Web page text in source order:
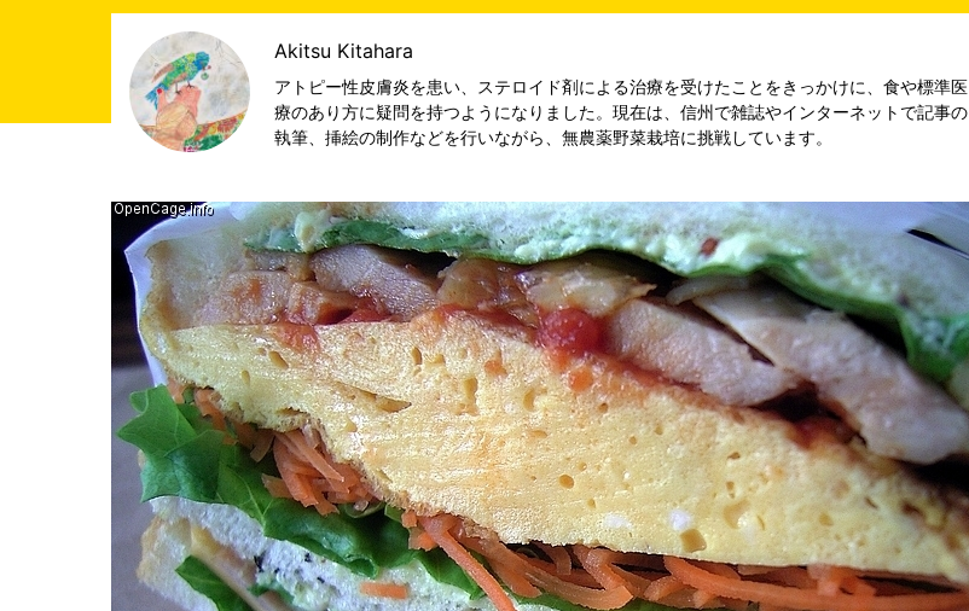
Akitsu Kitahara
アトピー性皮膚炎を患い、ステロイド剤による治療を受けたことをきっかけに、食や標準医
療のあり方に疑問を持つようになりました。現在は、信州で雑誌やインターネットで記事の
執筆、挿絵の制作などを行いながら、無農薬野菜栽培に挑戦しています。